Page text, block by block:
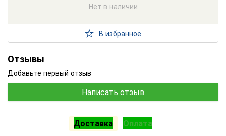
Нет в наличии
В избранное
Отзывы
Добавьте первый отзыв
Написать отзыв
Доставка Оплата